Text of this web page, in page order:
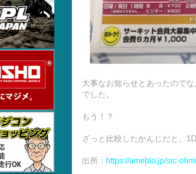
大事なお知らせとあったので
でした。
もう！？
ざっと比較したかんじだと、
出所： https://ameblo.jp/src-